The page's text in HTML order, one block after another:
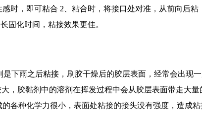
时，即可粘合 2、粘合时，将接口处对准，从前向后
固化时间，粘接效果更佳。
下雨之后粘接，刷胶干燥后的胶层表面，经常会出现
，胶黏剂中的溶剂在挥发过程中会从胶层表面带走大
各种化学力很小，表面处粘接的接头没有强度，造成